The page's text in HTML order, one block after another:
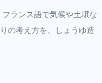
ランス語で気候や土壌な
の考え方を、しょうゆ造